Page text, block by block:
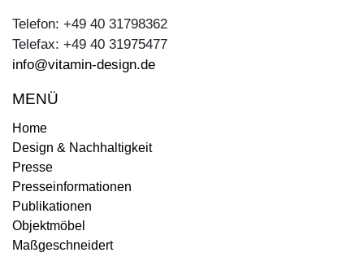
Telefon: +49 40 31798362
Telefax: +49 40 31975477
info@vitamin-design.de
MENÜ
Home
Design & Nachhaltigkeit
Presse
Presseinformationen
Publikationen
Objektmöbel
Maßgeschneidert